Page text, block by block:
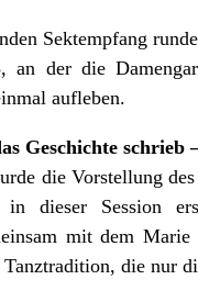
Sektempfang
an der die
aufleben.
Geschichte schrieb
die Vorstellung
in dieser Session
mit dem
die nur